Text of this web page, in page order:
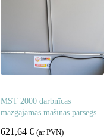
MST 2000 darbnīcas
mazgājamās mašīnas pārsegs
621,64 € (ar PVN)